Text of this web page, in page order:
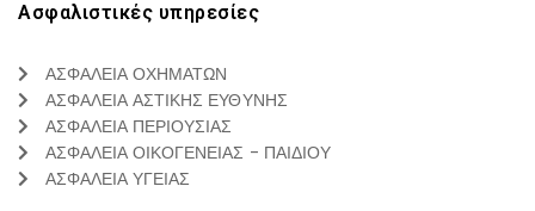
Ασφαλιστικές υπηρεσίες
ΑΣΦΑΛΕΙΑ ΟΧΗΜΑΤΩΝ
ΑΣΦΑΛΕΙΑ ΑΣΤΙΚΗΣ ΕΥΘΥΝΗΣ
ΑΣΦΑΛΕΙΑ ΠΕΡΙΟΥΣΙΑΣ
ΑΣΦΑΛΕΙΑ ΟΙΚΟΓΕΝΕΙΑΣ - ΠΑΙΔΙΟΥ
ΑΣΦΑΛΕΙΑ ΥΓΕΙΑΣ